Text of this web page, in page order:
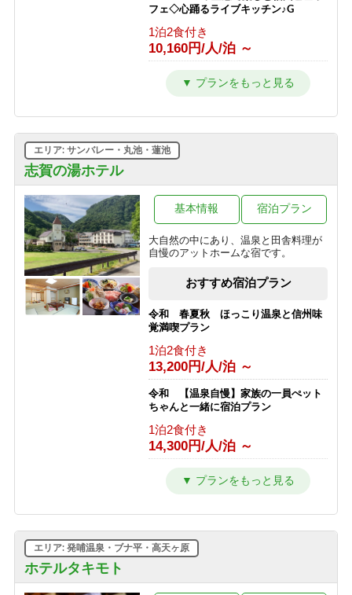
フェ◇心踊るライブキッチン♪G
1泊2食付き
10,160円/人/泊 ～
【2連泊以上限定】＜2食付＞最大
20％OFF◇五感で楽しむ信州ビュッフ
10,160円/人/泊 ～
れるライブキッチン＜2食付＞G
1泊2食付き
10,825円/人/泊 ～
【28日前限定】＜2食付＞最大
20％OFF！◇五感で楽しむ信州ビュッ
フェ◇心踊るライブキッチン♪G
1泊2食付き
10,160円/人/泊 ～
＜2食付＞◇五感で楽しむ信州ビュッ
フェ◇「美味しい音×香りの誘惑」に
心躍る♪ライブキッチンへG
1泊2食付き
【暑さから逃げる旅】チェックイン日
の15時に気温25度以上で志賀高原ビー
ルプレゼント！＜2食付＞
10,300円/人/泊 ～
志賀の湯ホテル
エリア: サンバレー・丸池・蓮池
大自然の中にあり、温泉と田舎料理が
自慢のアットホームな宿です。
基本情報 宿泊プラン
おすすめ宿泊プラン
令和 春夏秋 ほっこり温泉と信州味
覚満喫プラン
1泊2食付き
13,200円/人/泊 ～
令和 【温泉自慢】家族の一員ぺット
ちゃんと一緒に宿泊プラン
1泊2食付き
14,300円/人/泊 ～
令和 とろける旨さ信州牛すき焼きプ
ラン【温泉・信州牛をご堪能】
令和 訳ありプラン トイレ洗面所な
ホテルタキモト
エリア: 発哺温泉・ブナ平・高天ヶ原